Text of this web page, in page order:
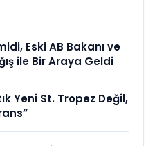
Eski AB Bakanı ve
ile Bir Araya Geldi
Yeni St. Tropez Değil,